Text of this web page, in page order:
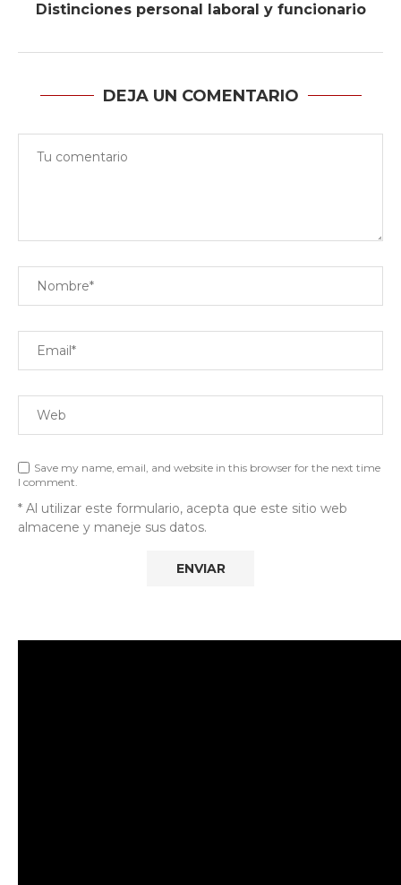
Distinciones personal laboral y funcionario
DEJA UN COMENTARIO
Save my name, email, and website in this browser for the next time
I comment.
* Al utilizar este formulario, acepta que este sitio web
almacene y maneje sus datos.